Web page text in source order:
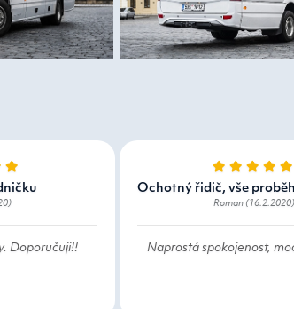
Doporučuji!!
Ochotný řidič, vše
Roman (16.2.2020)
Naprostá spokojenost,